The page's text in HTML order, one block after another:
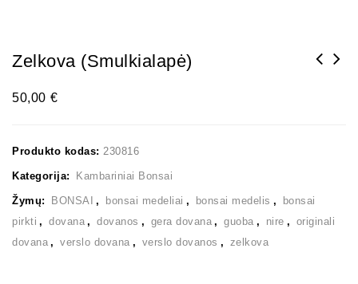
Zelkova (smulkialapė)
50,00 €
Produkto kodas: 230816
Kategorija: Kambariniai Bonsai
Žymų: BONSAI , bonsai medeliai , bonsai medelis ,
bonsai
pirkti , dovana , dovanos , gera dovana , guoba , nire , originali
dovana , verslo dovana , verslo dovanos , zelkova